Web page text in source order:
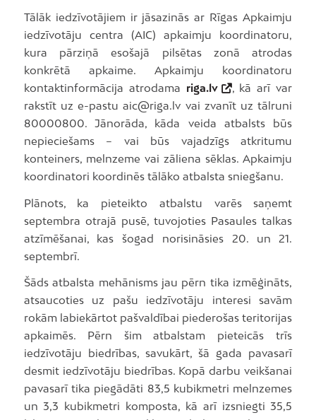
Tālāk iedzīvotājiem ir jāsazinās ar Rīgas Apkaimju
iedzīvotāju centra (AIC) apkaimju koordinatoru,
kura pārziņā esošajā pilsētas zonā atrodas
konkrētā apkaime. Apkaimju koordinatoru
kontaktinformācija atrodama riga.lv
, kā arī var
rakstīt uz e-pastu aic@riga.lv vai zvanīt uz tālruni
80000800. Jānorāda, kāda veida atbalsts būs
nepieciešams – vai būs vajadzīgs atkritumu
konteiners, melnzeme vai zāliena sēklas. Apkaimju
koordinatori koordinēs tālāko atbalsta sniegšanu.
Plānots, ka pieteikto atbalstu varēs saņemt
septembra otrajā pusē, tuvojoties Pasaules talkas
atzīmēšanai, kas šogad norisināsies 20. un 21.
septembrī.
Šāds atbalsta mehānisms jau pērn tika izmēģināts,
atsaucoties uz pašu iedzīvotāju interesi savām
rokām labiekārtot pašvaldībai piederošas teritorijas
apkaimēs. Pērn šim atbalstam pieteicās trīs
iedzīvotāju biedrības, savukārt, šā gada pavasarī
desmit iedzīvotāju biedrības. Kopā darbu veikšanai
pavasarī tika piegādāti 83,5 kubikmetri melnzemes
un 3,3 kubikmetri komposta, kā arī izsniegti 35,5